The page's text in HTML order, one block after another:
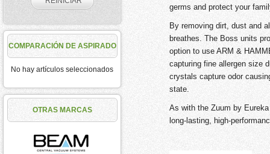
COMPARACIÓN DE ASPIRADO
No hay artículos seleccionados
OTRAS MARCAS
germs and protect your
By removing dirt, dust and
breathes. The Boss units
option to use ARM &
capturing fine allergen size
crystals capture odor
state.
As with the Zuum by
long-lasting, high-